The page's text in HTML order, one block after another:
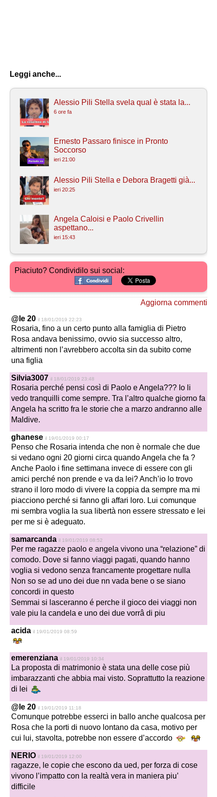
Leggi anche...
Alessio Pili Stella svela qual è stata la...
6 ore fa
Ernesto Passaro finisce in Pronto
Soccorso
ieri 21:00
Alessio Pili Stella e Debora Bragetti già...
ieri 20:25
Angela Caloisi e Paolo Crivellin
aspettano...
ieri 15:43
Piaciuto? Condividilo sui social:
Aggiorna commenti
@le 20 il 18/01/2019 22:23
Rosaria, fino a un certo punto alla famiglia di Pietro
Rosa andava benissimo, ovvio sia successo altro,
altrimenti non l’avrebbero accolta sin da subito come
una figlia
Silvia3007 il 18/01/2019 23:48
Rosaria perché pensi così di Paolo e Angela??? Io li
vedo tranquilli come sempre. Tra l’altro qualche giorno fa
Angela ha scritto fra le storie che a marzo andranno alle
Maldive.
ghanese il 19/01/2019 00:17
Penso che Rosaria intenda che non è normale che due
si vedano ogni 20 giorni circa quando Angela che fa ?
Anche Paolo i fine settimana invece di essere con gli
amici perché non prende e va da lei? Anch’io lo trovo
strano il loro modo di vivere la coppia da sempre ma mi
piacciono perché si fanno gli affari loro. Lui comunque
mi sembra voglia la sua libertà non essere stressato e lei
per me si è adeguato.
samarcanda il 19/01/2019 08:52
Per me ragazze paolo e angela vivono una “relazione” di
comodo. Dove si fanno viaggi pagati, quando hanno
voglia si vedono senza francamente progettare nulla
Non so se ad uno dei due nn vada bene o se siano
concordi in questo
Semmai si lasceranno é perche il gioco dei viaggi non
vale piu la candela e uno dei due vorrâ di piu
acida il 19/01/2019 08:59
emerenziana il 19/01/2019 10:34
La proposta di matrimonio è stata una delle cose più
imbarazzanti che abbia mai visto. Soprattutto la reazione
di lei
@le 20 il 19/01/2019 11:18
Comunque potrebbe esserci in ballo anche qualcosa per
Rosa che la porti di nuovo lontano da casa, motivo per
cui lui, stavolta, potrebbe non essere d’accordo
NERIO il 19/01/2019 12:00
ragazze, le copie che escono da ued, per forza di cose
vivono l’impatto con la realtà vera in maniera piu’
difficile